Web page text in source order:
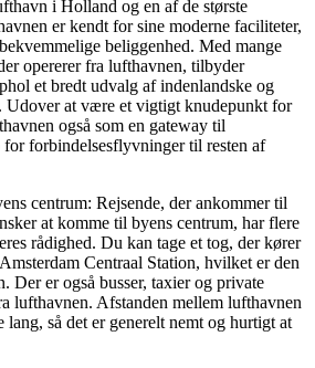
i Holland og en af de største
er kendt for sine moderne faciliteter,
beliggenhed. Med mange
opererer fra lufthavnen, tilbyder
et bredt udvalg af indenlandske og
Udover at være et vigtigt knudepunkt for
også som en gateway til
for forbindelsesflyvninger til resten af
centrum: Rejsende, der ankommer til
at komme til byens centrum, har flere
rådighed. Du kan tage et tog, der kører
Centraal Station, hvilket er den
Der er også busser, taxier og private
lufthavnen. Afstanden mellem lufthavnen
så det er generelt nemt og hurtigt at